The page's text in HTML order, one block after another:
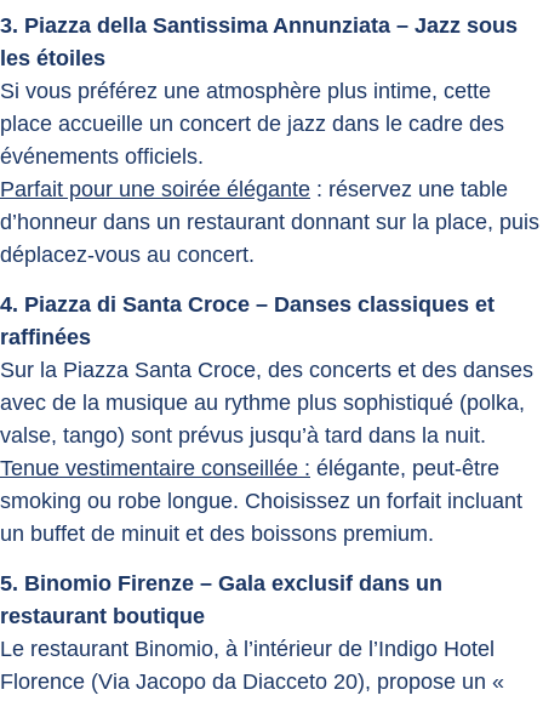
3. Piazza della Santissima Annunziata – Jazz sous
les étoiles
Si vous préférez une atmosphère plus intime, cette
place accueille un concert de jazz dans le cadre des
événements officiels.
Parfait pour une soirée élégante : réservez une table
d’honneur dans un restaurant donnant sur la place, puis
déplacez-vous au concert.
4. Piazza di Santa Croce – Danses classiques et
raffinées
Sur la Piazza Santa Croce, des concerts et des danses
avec de la musique au rythme plus sophistiqué (polka,
valse, tango) sont prévus jusqu’à tard dans la nuit.
Tenue vestimentaire conseillée : élégante, peut-être
smoking ou robe longue. Choisissez un forfait incluant
un buffet de minuit et des boissons premium.
5. Binomio Firenze – Gala exclusif dans un
restaurant boutique
Le restaurant Binomio, à l’intérieur de l’Indigo Hotel
Florence (Via Jacopo da Diacceto 20), propose un «